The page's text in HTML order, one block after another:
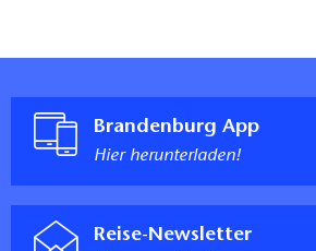
Brandenburg App
Hier herunterladen!
Reise-Newsletter